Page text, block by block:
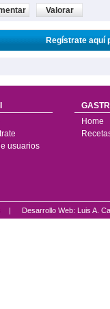
Valorar
Regístrate aquí
usuarios
Home
| Desarrollo Web: Luis